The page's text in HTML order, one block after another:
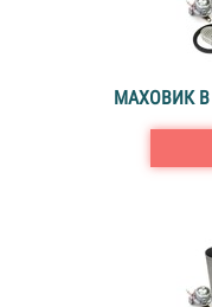
МАХОВИК В